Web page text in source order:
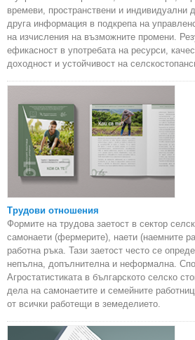
времеви, пространствени и индивидуални
друга информация в подкрепа на
на изчисления на възможните промени.
ефикасност в употребата на ресурси,
доходност и устойчивост на
Трудови отношения
Формите на трудова заетост в сектор
самонаети (фермерите), наети (наемните
работна ръка. Тази заетост често се
непълна, допълнителна и неформална.
Агростатистиката в българското селско
дела на самонаетите и семейните
от всички работещи в земеделието.